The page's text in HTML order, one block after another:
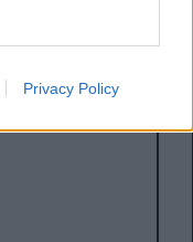
Privacy Policy